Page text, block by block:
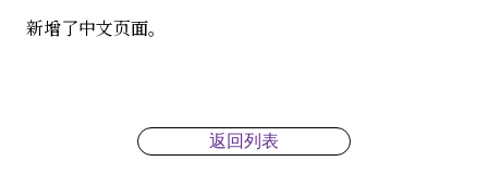
新增了中文页面。
返回列表